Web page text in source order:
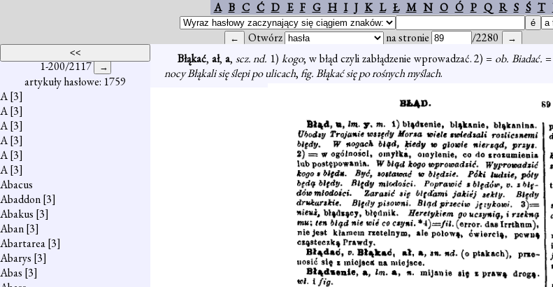
A B C Ć D E F G H I J K L Ł M N O Ó P Q R S Ś T
Otwórz na stronie /2280
1-200/2117
artykuły hasłowe: 1759
A[3]
A[3]
A[3]
A[3]
A[3]
A[3]
Abacus
Abaddon[3]
Abakus [3]
Aban[3]
Abartarea[3]
Abarys [3]
Abas [3]
Błąkać, ał, a, scz. nd. 1)kogo; w błąd czyli zabłądzenie wprowadzać. 2) = ob. Biadać.=
nocy Błąkali się ślepi po ulicach,fig. Błąkać się po rośnych myślach.